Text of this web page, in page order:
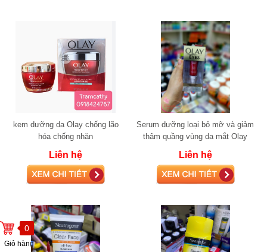
0
Giỏ hàng
kem dưỡng da Olay chống lão
hóa chống nhăn
Liên hệ
Serum dưỡng loại bỏ mỡ và giảm
thâm quầng vùng da mắt Olay
Eye Lifting Serum for Visibly
Lifted Firm
Liên hệ